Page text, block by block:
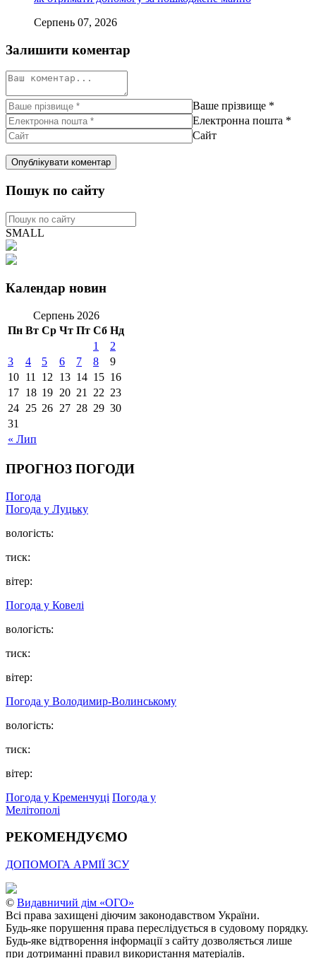
Серпень 07, 2026
Залишити коментар
Ваше прізвище *
Електронна пошта *
Сайт
Пошук по сайту
SMALL
Календар новин
Серпень 2026
Пн Вт Ср Чт Пт Сб Нд
« Лип
1
2
3
4 5 6 7 8
9
10 11 12 13 14 15 16
17 18 19 20 21 22 23
24 25 26 27 28 29 30
31
ПРОГНОЗ ПОГОДИ
Погода
Погода у Луцьку
вологість:
тиск:
вітер:
Погода у Ковелі
вологість:
тиск:
вітер:
Погода у Володимир-Волинському
вологість:
тиск:
вітер:
Погода у Кременчуці Погода у
Мелітополі
РЕКОМЕНДУЄМО
ДОПОМОГА АРМІЇ ЗСУ
© Видавничий дім «ОГО»
Всі права захищені діючим законодавством України.
Будь-яке порушення права переслідується в судовому порядку.
Будь-яке відтворення інформації з сайту дозволяється лише
при дотриманні правил використання матеріалів.